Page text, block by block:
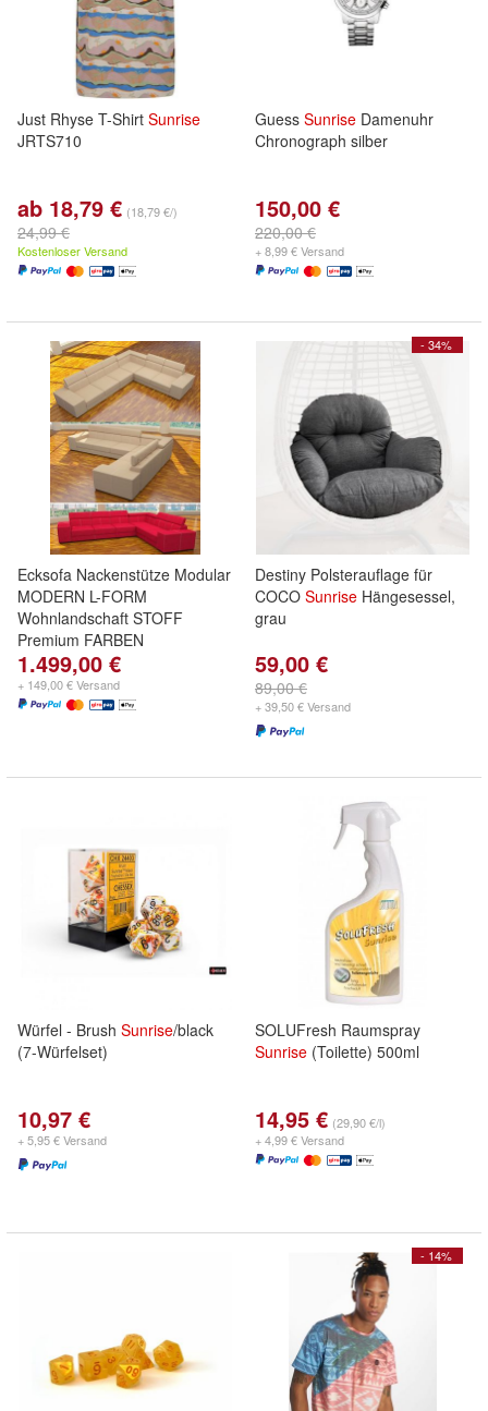
Just Rhyse T-Shirt Sunrise
JRTS710
ab 18,79 € (18,79 €/)
24,99 €
Kostenloser Versand
Guess Sunrise Damenuhr
Chronograph silber
150,00 €
220,00 €
+ 8,99 € Versand
Ecksofa Nackenstütze Modular
MODERN L-FORM
Wohnlandschaft STOFF
Premium FARBEN
1.499,00 €
+ 149,00 € Versand
- 34%
Destiny Polsterauflage für
COCO Sunrise Hängesessel,
grau
59,00 €
89,00 €
+ 39,50 € Versand
Würfel - Brush Sunrise/black
(7-Würfelset)
10,97 €
+ 5,95 € Versand
SOLUFresh Raumspray
Sunrise (Toilette) 500ml
14,95 € (29,90 €/l)
+ 4,99 € Versand
- 14%